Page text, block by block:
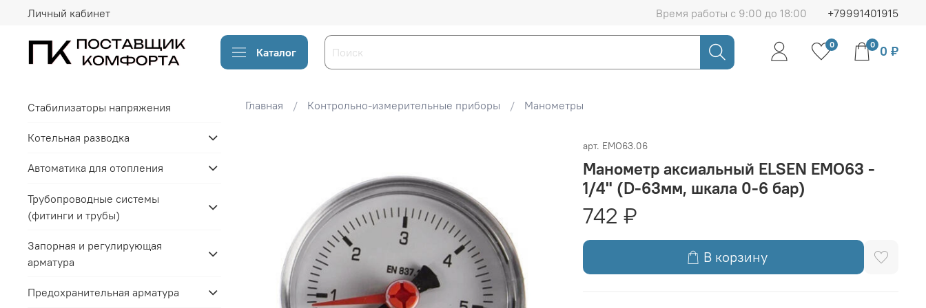
Личный кабинет Время работы с 9:00 до 18:00 +79991401915
Каталог
0 0 0 ₽
Главная Контрольно-измерительные приборы Манометры
арт. EMO63.06
Манометр аксиальный ELSEN EMO63 -
1/4" (D-63мм, шкала 0-6 бар)
742 ₽
В корзину
Стабилизаторы напряжения
Котельная разводка
Автоматика для отопления
Трубопроводные системы
(фитинги и трубы)
Запорная и регулирующая
арматура
Предохранительная арматура